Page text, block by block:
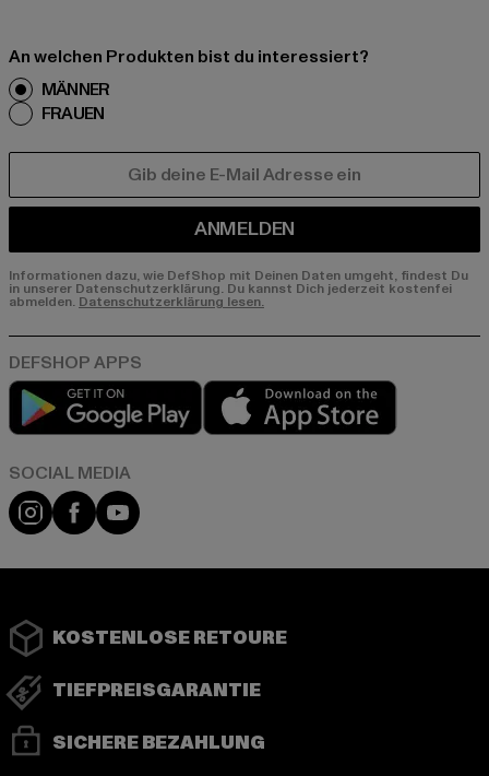
An welchen Produkten bist du interessiert?
MÄNNER
FRAUEN
ANMELDEN
Informationen dazu, wie DefShop mit Deinen Daten umgeht, findest Du
in unserer Datenschutzerklärung. Du kannst Dich jederzeit kostenfei
abmelden. Datenschutzerklärung lesen.
Play market
Instagram
FacebookYouTube
KOSTENLOSE RETOURE
TIEFPREISGARANTIE
SICHERE BEZAHLUNG